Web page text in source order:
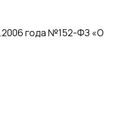
года №152-ФЗ «О